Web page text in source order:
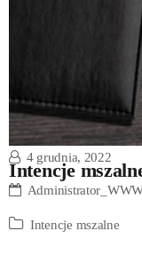
Intencje
4 grudnia, 2022
Intencje mszalne